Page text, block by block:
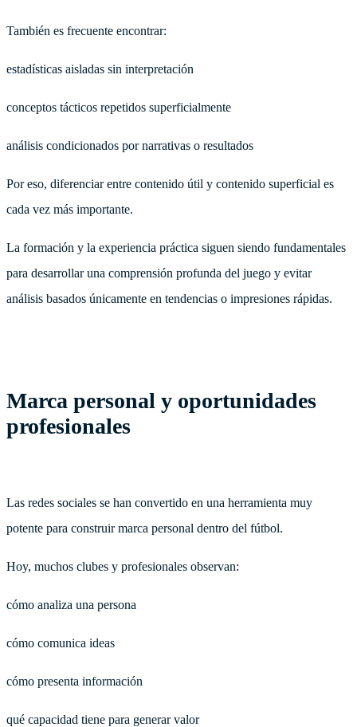
También es frecuente encontrar:
estadísticas aisladas sin interpretación
conceptos tácticos repetidos superficialmente
análisis condicionados por narrativas o resultados
Por eso, diferenciar entre contenido útil y contenido superficial es
cada vez más importante.
La formación y la experiencia práctica siguen siendo fundamentales
para desarrollar una comprensión profunda del juego y evitar
análisis basados únicamente en tendencias o impresiones rápidas.
Marca personal y oportunidades
profesionales
Las redes sociales se han convertido en una herramienta muy
potente para construir marca personal dentro del fútbol.
Hoy, muchos clubes y profesionales observan:
cómo analiza una persona
cómo comunica ideas
cómo presenta información
qué capacidad tiene para generar valor